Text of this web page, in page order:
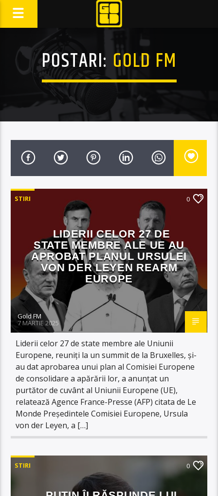
POSTARI: GOLD FM
STIRI 0
LIDERII CELOR 27 DE
STATE MEMBRE ALE UE AU
APROBAT PLANUL URSULEI
VON DER LEYEN REARM
EUROPE
Gold FM
7 MARTIE 2025
Liderii celor 27 de state membre ale Uniunii
Europene, reuniți la un summit de la Bruxelles, și-
au dat aprobarea unui plan al Comisiei Europene
de consolidare a apărării lor, a anunțat un
purtător de cuvânt al Uniunii Europene (UE),
relatează Agence France-Presse (AFP) citata de Le
Monde Președintele Comisiei Europene, Ursula
von der Leyen, a […]
STIRI 0